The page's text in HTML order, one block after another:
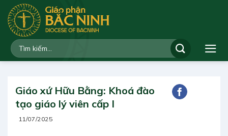
qua
dung
Giáo xứ Hữu Bằng: Khoá đào
tạo giáo lý viên cấp I
11/07/2025